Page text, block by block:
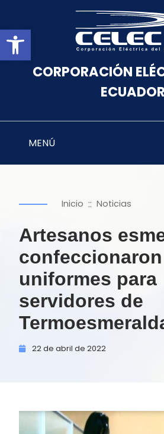
Abrir barra de
CORPORACIÓN
ECUADOR
MENÚ
Inicio :: Noticias
Artesanos
confeccionaron
uniformes para
servidores de
22 de abril de 2022